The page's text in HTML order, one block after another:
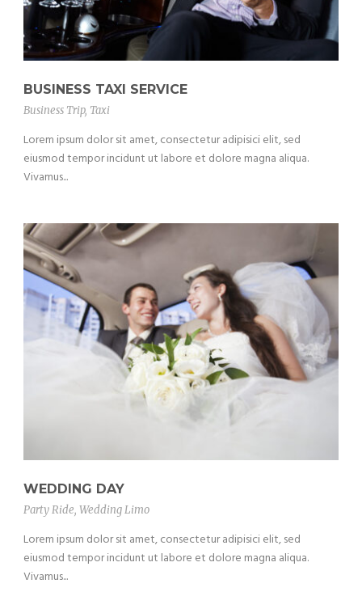
BUSINESS TAXI SERVICE
Business Trip, Taxi
Lorem ipsum dolor sit amet, consectetur adipisici elit, sed
eiusmod tempor incidunt ut labore et dolore magna aliqua.
Vivamus...
WEDDING DAY
Party Ride, Wedding Limo
Lorem ipsum dolor sit amet, consectetur adipisici elit, sed
eiusmod tempor incidunt ut labore et dolore magna aliqua.
Vivamus...